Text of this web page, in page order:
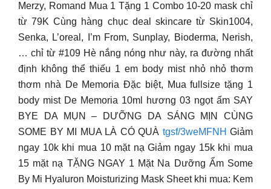
Merzy, Romand Mua 1 Tặng 1 Combo 10-20 mask chỉ
từ 79K Cùng hàng chục deal skincare từ Skin1004,
Senka, L’oreal, I’m From, Sunplay, Bioderma, Nerish,
… chỉ từ #109 Hè nắng nóng như này, ra đường nhất
định không thể thiếu 1 em body mist nhỏ nhỏ thơm
thơm nhà De Memoria Đặc biệt, Mua fullsize tặng 1
body mist De Memoria 10ml hương 03 ngọt ấm SAY
BYE DA MỤN – DƯỠNG DA SÁNG MỊN CÙNG
SOME BY MI MUA LÀ CÓ QUÀ tgsf/3weMFNH Giảm
ngay 10k khi mua 10 mặt nạ Giảm ngay 15k khi mua
15 mặt nạ TẶNG NGAY 1 Mặt Na Dưỡng Ẩm Some
By Mi Hyaluron Moisturizing Mask Sheet khi mua: Kem